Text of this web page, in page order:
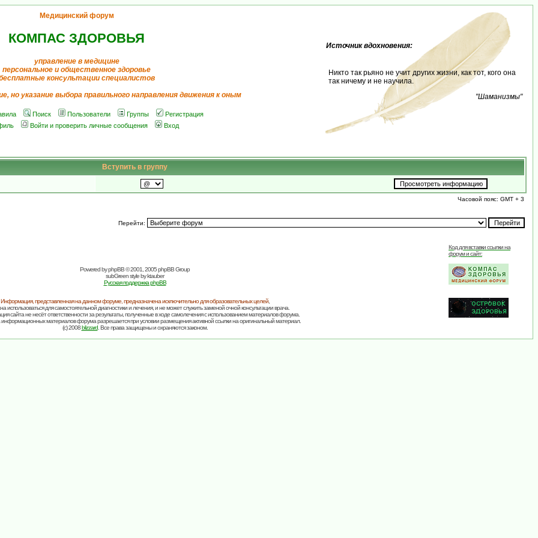
Медицинский форум
КОМПАС ЗДОРОВЬЯ
управление в медицине
персональное и общественное здоровье
консультации специалистов
но указание выбора правильного направления движения к оным
Поиск Пользователи Группы
Регистрация
Войти и проверить личные сообщения Вход
Источник вдохновения:
Никто так рьяно не учит других жизни, как тот, кого она
так ничему и не научила.
"Шаманизмы"
Вступить в группу
Часовой пояс: GMT + 3
Перейти:
Powered byphpBB© 2001, 2005 phpBB Group
subGreen style byktauber
Русская поддержка phpBB
Код для вставки ссылки на
форум и сайт:
Информация, представленная на данном форуме, предназначена исключительно для образовательных целей,
использоваться для самостоятельной диагностики и лечения, и не может служить заменой очной консультации врача.
сайта не несёт ответственности за результаты, полученные в ходе самолечения с использованием материалов форума.
информационных материалов форума разрешается при условии размещения активной ссылки на оригинальный материал.
(c) 2008blizzard. Все права защищены и охраняются законом.